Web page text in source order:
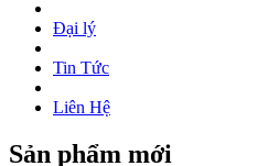
Đại lý
Tin Tức
Liên Hệ
Sản phẩm mới